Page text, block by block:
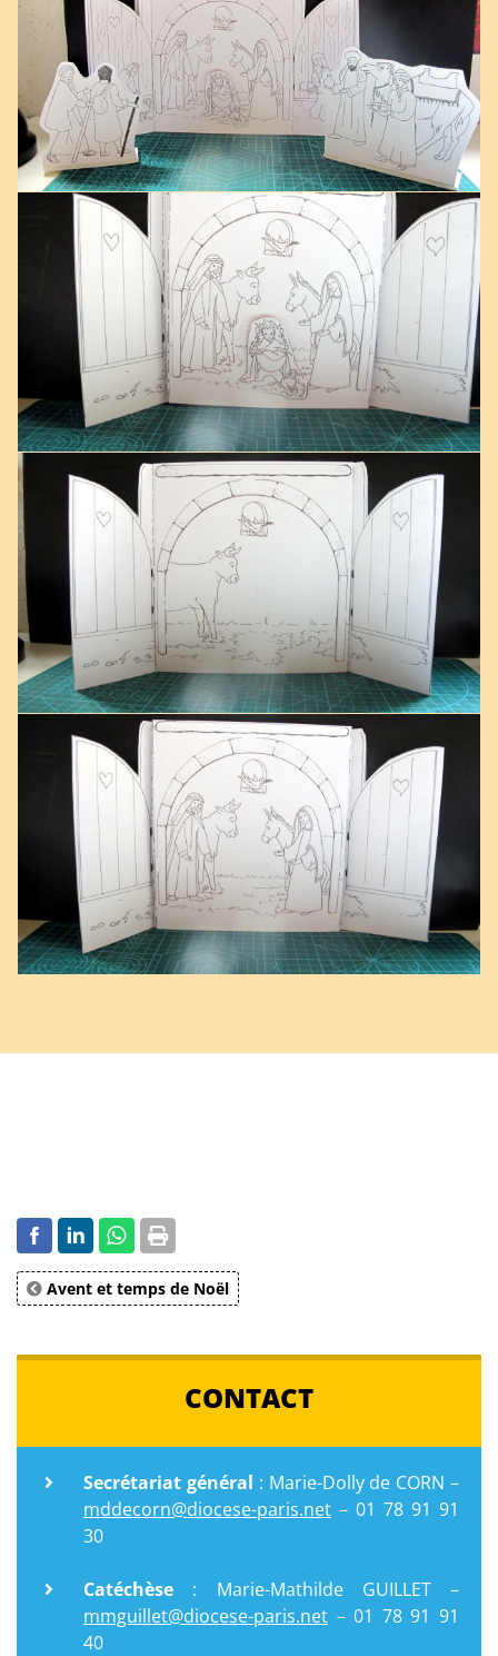
Avent et temps de Noël
CONTACT
Secrétariat général : Marie-Dolly de CORN –
mddecorn@diocese-paris.net – 01 78 91 91
30
Catéchèse : Marie-Mathilde GUILLET –
mmguillet@diocese-paris.net – 01 78 91 91
40